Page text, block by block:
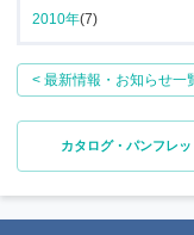
2010年(7)
< 最新情報・お知らせ一
カタログ・パンフレッ